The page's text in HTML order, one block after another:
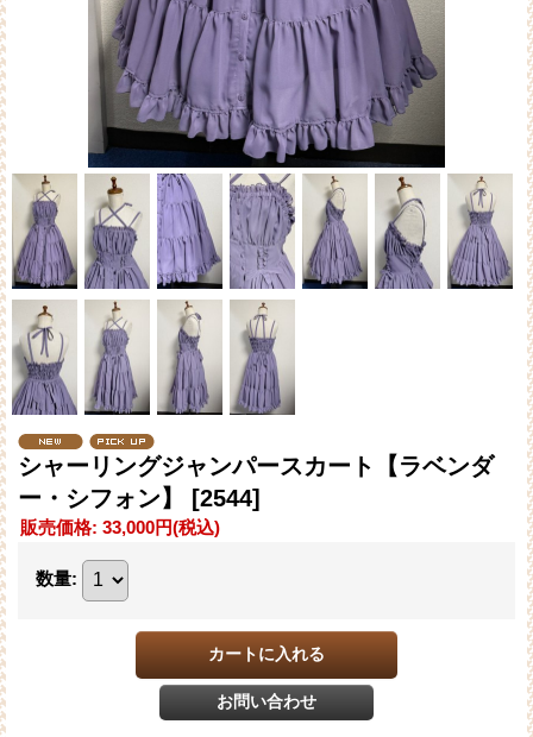
シャーリングジャンパースカート【ラベンダ
ー・シフォン】
[2544]
販売価格: 33,000円(税込)
数量: